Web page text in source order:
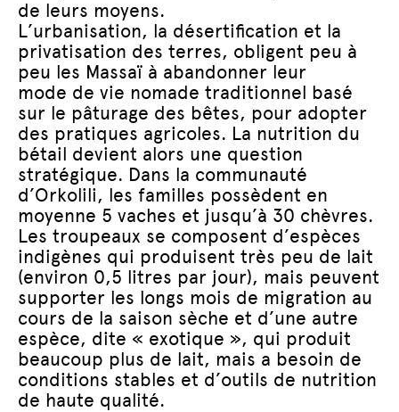
de leurs moyens.
L’urbanisation, la désertification et la
privatisation des terres, obligent peu à
peu les Massaï à abandonner leur
mode de vie nomade traditionnel basé
sur le pâturage des bêtes, pour adopter
des pratiques agricoles. La nutrition du
bétail devient alors une question
stratégique. Dans la communauté
d’Orkolili, les familles possèdent en
moyenne 5 vaches et jusqu’à 30 chèvres.
Les troupeaux se composent d’espèces
indigènes qui produisent très peu de lait
(environ 0,5 litres par jour), mais peuvent
supporter les longs mois de migration au
cours de la saison sèche et d’une autre
espèce, dite « exotique », qui produit
beaucoup plus de lait, mais a besoin de
conditions stables et d’outils de nutrition
de haute qualité.